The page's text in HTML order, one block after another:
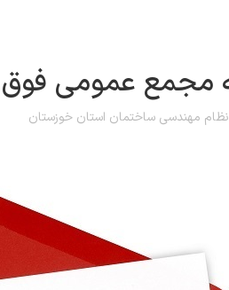
مجمع عمومی فوق
نظام مهندسی ساختمان استان خوزستان